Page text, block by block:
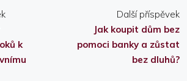
k
Další příspěvek
Jak koupit dům bez
pomoci banky a zůstat
bez dluhů?